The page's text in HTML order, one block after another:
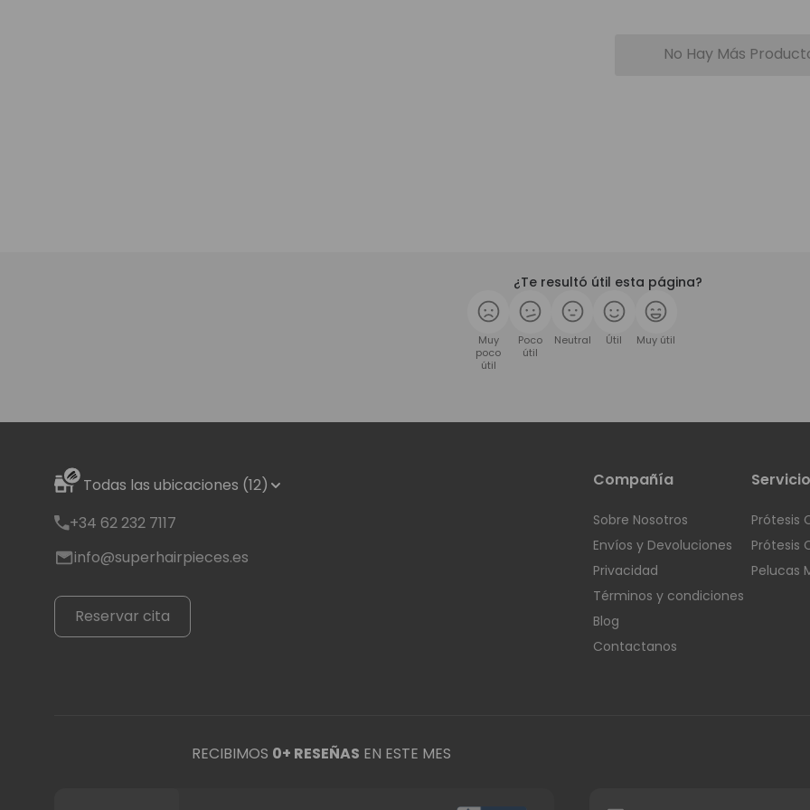
No Hay Más
¿Te resultó útil esta página?
Muy
poco
útil
Poco
útil
Neutral Útil Muy útil
RECIBIMOS 0+ RESEÑAS EN ESTE MES
Todas las ubicaciones (12)
+34 62 232 7117
info@superhairpieces.es
Reservar cita
Compañía
Sobre Nosotros
Envíos y Devoluciones
Privacidad
Términos y condiciones
Blog
Contactanos
Prótesis
Prótesis
Pelucas